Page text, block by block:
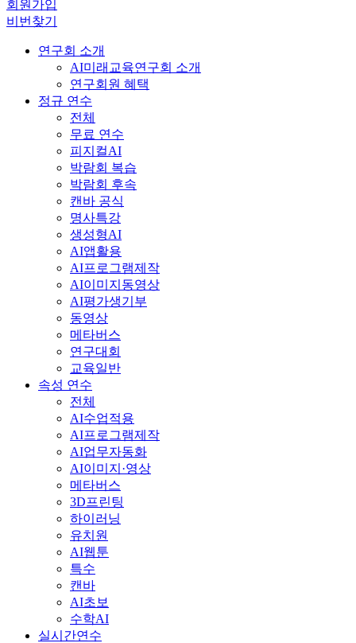
회원가입
비번찾기
연구회 소개
AI미래교육연구회 소개
연구회원 혜택
정규 연수
전체
무료 연수
피지컬AI
박람회 복습
박람회 후속
캔바 공식
명사특강
생성형AI
AI앱활용
AI프로그램제작
AI이미지동영상
AI평가생기부
동영상
메타버스
연구대회
교육일반
속성 연수
전체
AI수업적용
AI프로그램제작
AI업무자동화
AI이미지·영상
메타버스
3D프린팅
하이러닝
유치원
AI웹툰
특수
캔바
AI초보
수학AI
실시간연수